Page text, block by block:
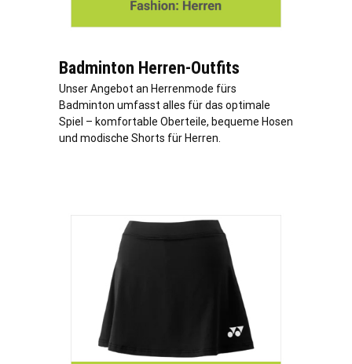
Badminton Herren-Outfits
Unser Angebot an Herrenmode fürs
Badminton umfasst alles für das optimale
Spiel – komfortable Oberteile, bequeme Hosen
und modische Shorts für Herren.